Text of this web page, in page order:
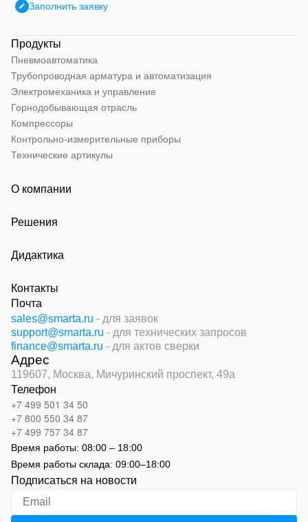
Заполнить заявку
Продукты
Пневмоавтоматика
Трубопроводная арматура и автоматизация
Электромеханика и управление
Горнодобывающая отрасль
Компрессоры
Контрольно-измерительные приборы
Технические артикулы
О компании
Решения
Дидактика
Контакты
Почта
sales@smarta.ru - для заявок
support@smarta.ru - для технических запросов
finance@smarta.ru - для актов сверки
Адрес
119607, Москва, Мичуринский проспект, 49а
Телефон
+7 499 501 34 50
+7 800 550 34 87
+7 499 757 34 87
Время работы: 08:00 – 18:00
Время работы склада: 09:00–18:00
Подписаться на новости